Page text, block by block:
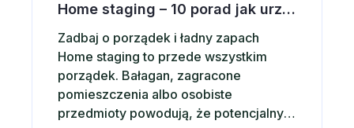
Home staging – 10 porad jak urządzić wnętrze pod wynajem krótkoterminowy
Zadbaj o porządek i ładny zapach
Home staging to przede wszystkim
porządek. Bałagan, zagracone
pomieszczenia albo osobiste
przedmioty powodują, że potencjalny